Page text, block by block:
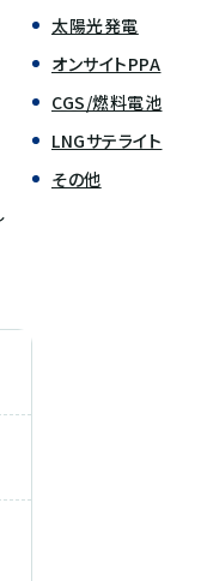
太陽光発電
オンサイトPPA
CGS/燃料電池
LNGサテライト
その他